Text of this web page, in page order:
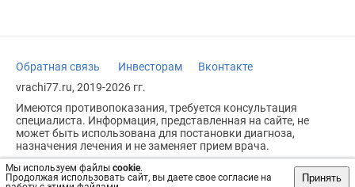
Мы используем файлы cookie.
Продолжая использовать сайт, вы даете свое согласие на
Принять
Обратная связь Инвесторам
Вконтакте
vrachi77.ru, 2019-2026 гг.
Имеются противопоказания, требуется консультация
специалиста. Информация, представленная на сайте, не
может быть использована для постановки диагноза,
назначения лечения и не заменяет прием врача.
Возрастное ограничение: 18+